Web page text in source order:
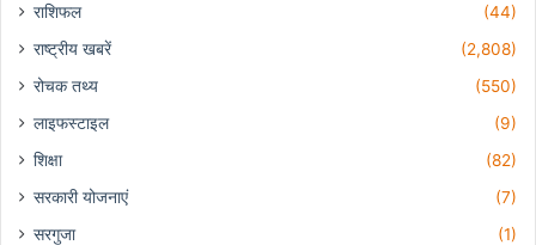
राशिफल
(44)
राष्ट्रीय खबरें
(2,808)
रोचक तथ्य
(550)
लाइफस्टाइल
(9)
शिक्षा
(82)
सरकारी योजनाएं
(7)
सरगुजा
(1)